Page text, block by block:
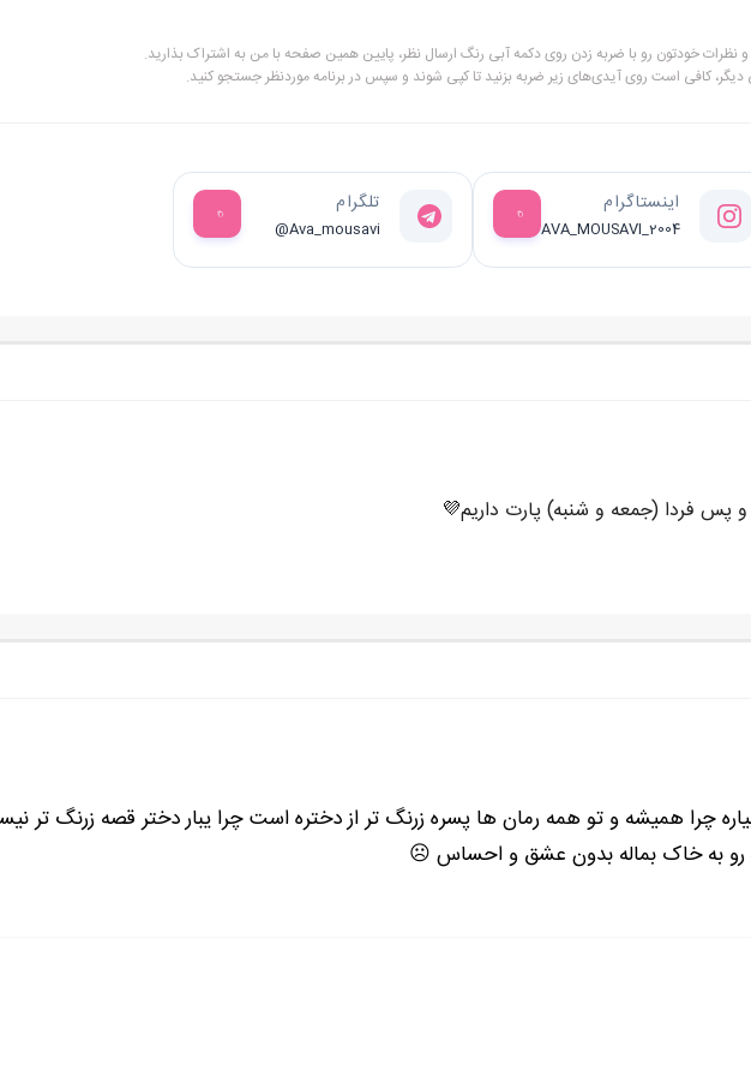
و نظرات خودتون رو با ضربه زدن روی دکمه آبی رنگ ارسال نظر، پایین همین صفحه با من به اشتراک بذارید.
دیگر، کافی است روی آیدی‌های زیر ضربه بزنید تا کپی شوند و سپس در برنامه موردنظر جستجو کنید.
اینستاگرام
AVA_MOUSAVI_2004
تلگرام
@Ava_mousavi
و پس فردا (جمعه و شنبه) پارت داریم💜
چرا همیشه و تو همه رمان ها پسره زرنگ تر از دختره است چرا یبار دختر قصه زرنگ تر
رو به خاک بماله بدون عشق و احساس ☹️